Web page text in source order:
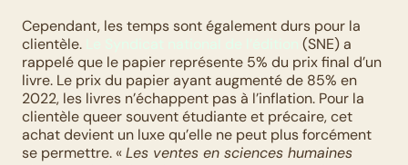
Cependant, les temps sont également durs pour la
clientèle.
(SNE) a
rappelé que le papier représente 5% du prix final d’un
livre. Le prix du papier ayant augmenté de 85% en
2022, les livres n’échappent pas à l’inflation. Pour la
clientèle queer souvent étudiante et précaire, cet
achat devient un luxe qu’elle ne peut plus forcément
se permettre. « Les ventes en sciences humaines